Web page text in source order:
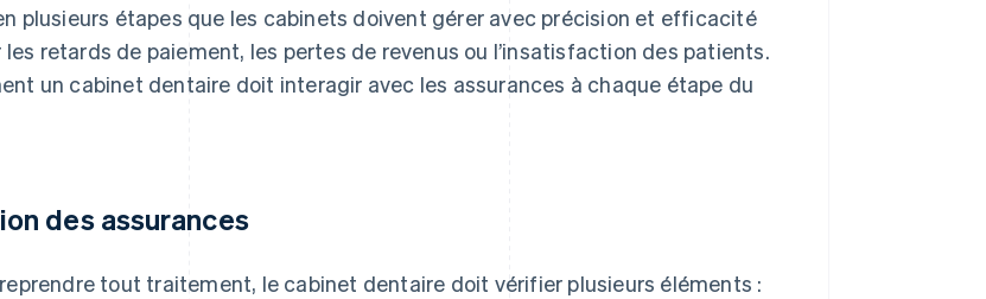
plusieurs étapes que les cabinets doivent gérer avec précision et efficacité
les retards de paiement, les pertes de revenus ou l’insatisfaction des patients.
un cabinet dentaire doit interagir avec les assurances à chaque étape du
des assurances
tout traitement, le cabinet dentaire doit vérifier plusieurs éléments :